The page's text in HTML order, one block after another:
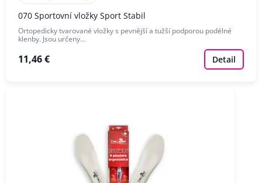
070 Sportovní vložky Sport Stabil
Ortopedicky tvarované vložky s pevnější a tužší podporou podélné
klenby. Jsou určeny…
11,46 € Detail